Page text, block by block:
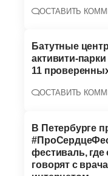
ОСТАВИТЬ
Батутные
активити-
11
ОСТАВИТЬ
В Петербурге
фестиваль, где
говорят с